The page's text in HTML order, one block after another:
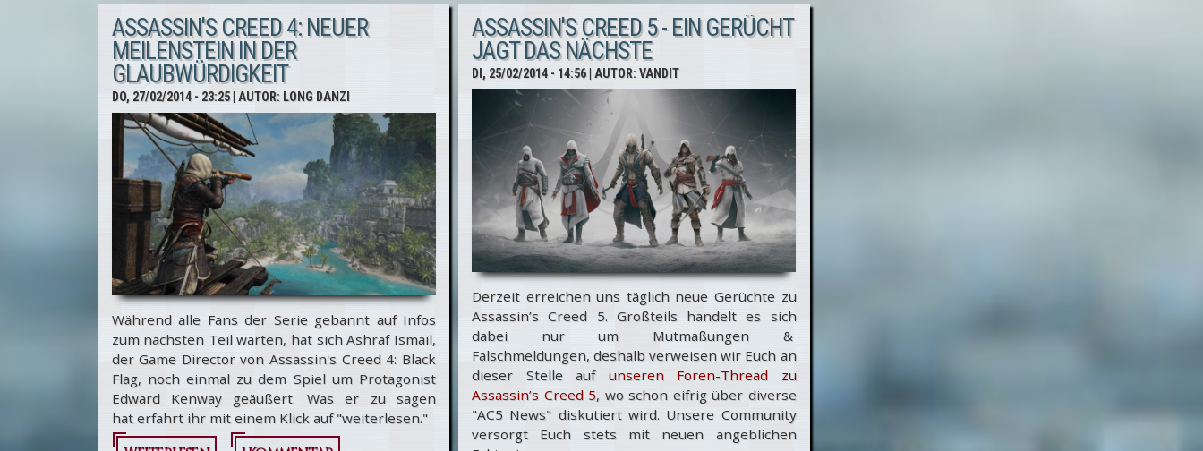
Zweites
Update
liefert
neue
kostenlose
Inhalte
Angebote
der Woche
- Assassin’s
Creed
Liberation
HD &
Complete
Edition
ASSASSIN'S CREED 4: NEUER
MEILENSTEIN IN DER
GLAUBWÜRDIGKEIT
DO, 27/02/2014 - 23:25| AUTOR: LONG DANZI
Während alle Fans der Serie gebannt auf Infos
zum nächsten Teil warten, hat sich Ashraf Ismail,
der Game Director von Assassin's Creed 4: Black
Flag, noch einmal zu dem Spiel um Protagonist
Edward Kenway geäußert. Was er zu sagen
hat erfahrt ihr mit einem Klick auf "weiterlesen."
ASSASSIN'S CREED 5 - EIN GERÜCHT
JAGT DAS NÄCHSTE
DI, 25/02/2014 - 14:56| AUTOR:VANDIT
Derzeit erreichen uns täglich neue Gerüchte zu
Assassin’s Creed 5. Großteils handelt es sich
dabei nur um Mutmaßungen &
Falschmeldungen, deshalb verweisen wir Euch an
dieser Stelle auf unseren Foren-Thread zu
Assassin’s Creed 5, wo schon eifrig über diverse
"AC5 News" diskutiert wird. Unsere Community
versorgt Euch stets mit neuen angeblichen